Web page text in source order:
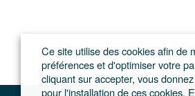
Ce site utilise des cookies afin de
préférences et d'optimiser votre
cliquant sur accepter, vous
pour l'installation de ces cookies.